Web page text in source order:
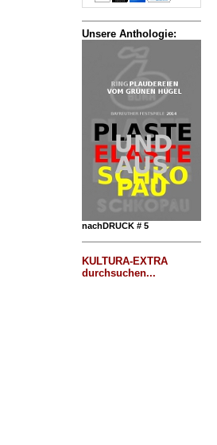
Unsere Anthologie:
nachDRUCK # 5
KULTURA-EXTRA
durchsuchen...